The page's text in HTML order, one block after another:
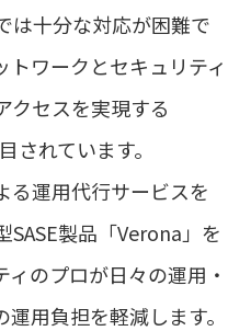
は十分な対応が困難で
ワークとセキュリティ
クセスを実現する
されています。
運用代行サービスを
製品「Verona」を
のプロが日々の運用・
用負担を軽減します。